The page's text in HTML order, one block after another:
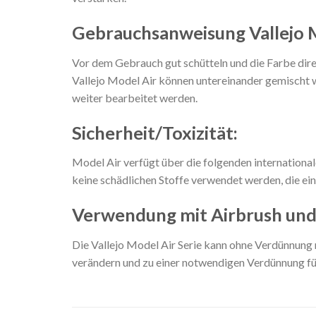
Gebrauchsanweisung
Vor dem Gebrauch gut schütteln und die Farbe
Vallejo Model Air können untereinander gemischt
weiter bearbeitet werden.
Sicherheit/Toxizität:
Model Air verfügt über die folgenden
keine schädlichen Stoffe verwendet werden, die
Verwendung mit Airbrush
Die Vallejo Model Air Serie kann ohne
verändern und zu einer notwendigen Verdünnung